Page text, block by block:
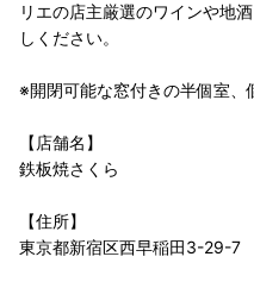
リエの店主厳選のワインや地
しください。
※開閉可能な窓付きの半個室、
【店舗名】
鉄板焼さくら
【住所】
東京都新宿区西早稲田3-29-7